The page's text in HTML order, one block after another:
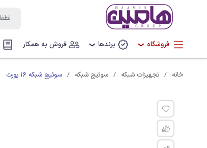
فروشگاه ❯ برندها ❯ فروش به همکار
خانه تجهیزات شبکه سوئیچ شبکه سوئیچ شبکه 16 پورت